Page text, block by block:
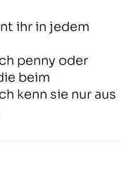
ihr in jedem
penny oder
beim
kenn sie nur aus